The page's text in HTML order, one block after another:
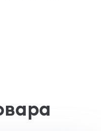
антисептик,
древесины